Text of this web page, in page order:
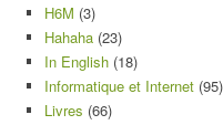
H6M (3)
Hahaha (23)
In English (18)
Informatique et Internet (95)
Livres (66)